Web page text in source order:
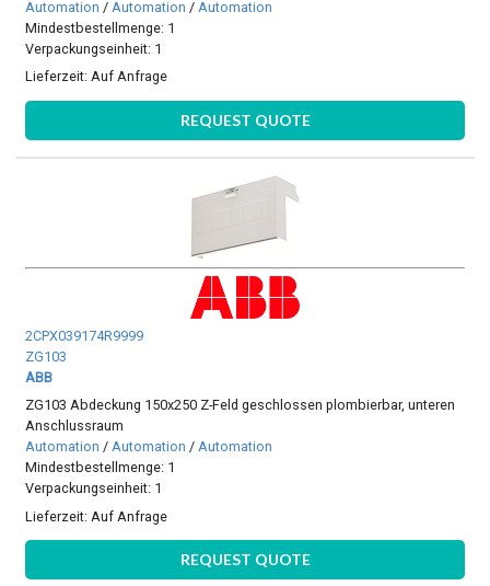
Automation /Automation /Automation
Mindestbestellmenge: 1
Verpackungseinheit: 1
Lieferzeit:Auf Anfrage
REQUEST QUOTE
2CPX039174R9999
ZG103
ABB
ZG103 Abdeckung 150x250 Z-Feld geschlossen plombierbar, unteren
Anschlussraum
Automation /Automation /Automation
Mindestbestellmenge: 1
Verpackungseinheit: 1
Lieferzeit: Auf Anfrage
REQUEST QUOTE